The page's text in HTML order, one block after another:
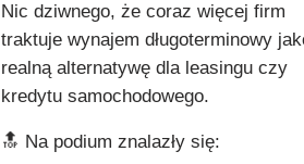
Nic dziwnego, że coraz więcej firm
traktuje wynajem długoterminowy
realną alternatywę dla leasingu czy
kredytu samochodowego.
🔝 Na podium znalazły się: